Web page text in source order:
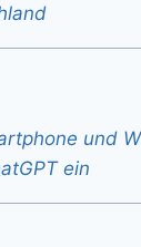
und
ein